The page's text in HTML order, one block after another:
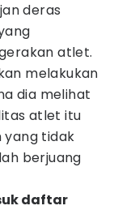
deras
atlet.
melakukan
dia melihat
atlet itu
yang tidak
berjuang
daftar